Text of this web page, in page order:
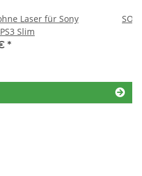
Laser für Sony
Playstation 3 PS3 Slim
*